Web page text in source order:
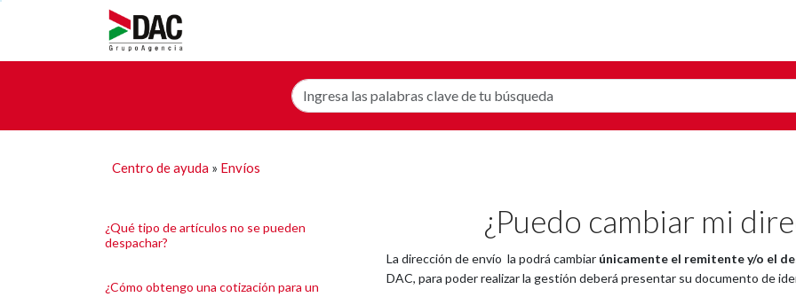
Centro de ayuda » Envíos
¿Qué tipo de artículos no se pueden
despachar?
¿Cómo obtengo una cotización para un
¿Puedo cambiar mi
La dirección de envío la podrá cambiar únicamente el remitente y/o el
DAC, para poder realizar la gestión deberá presentar su documento de